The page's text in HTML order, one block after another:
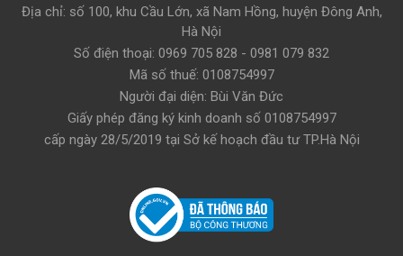
Địa chỉ: số 100, khu Cầu Lớn, xã Nam Hồng, huyện Đông Anh,
Hà Nội
Số điện thoại: 0969 705 828 - 0981 079 832
Mã số thuế: 0108754997
Người đại diện: Bùi Văn Đức
Giấy phép đăng ký kinh doanh số 0108754997
cấp ngày 28/5/2019 tại Sở kế hoạch đầu tư TP.Hà Nội